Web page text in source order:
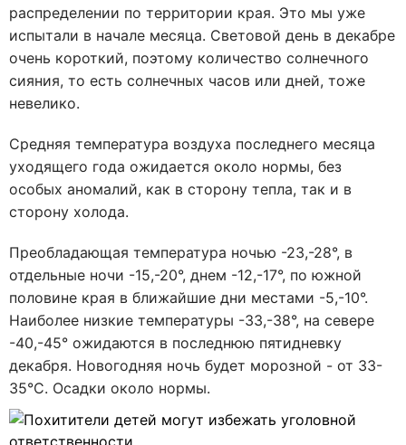
распределении по территории края. Это мы уже
испытали в начале месяца. Световой день в декабре
очень короткий, поэтому количество солнечного
сияния, то есть солнечных часов или дней, тоже
невелико.
Средняя температура воздуха последнего месяца
уходящего года ожидается около нормы, без
особых аномалий, как в сторону тепла, так и в
сторону холода.
Преобладающая температура ночью -23,-28°, в
отдельные ночи -15,-20°, днем -12,-17°, по южной
половине края в ближайшие дни местами -5,-10°.
Наиболее низкие температуры -33,-38°, на севере
-40,-45° ожидаются в последнюю пятидневку
декабря. Новогодняя ночь будет морозной - от 33-
35°C. Осадки около нормы.